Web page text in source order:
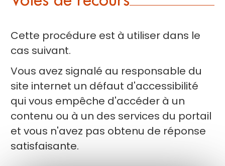
Cette procédure est à utiliser dans le
cas suivant.
Vous avez signalé au responsable du
site internet un défaut d'accessibilité
qui vous empêche d'accéder à un
contenu ou à un des services du portail
et vous n'avez pas obtenu de réponse
satisfaisante.